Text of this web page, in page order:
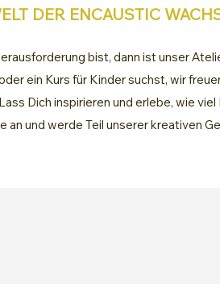
DER ENCAUSTIC
bist, dann ist unser
ein Kurs für Kinder suchst, wir
Dich inspirieren und erlebe, wie
an und werde Teil unserer kreativen